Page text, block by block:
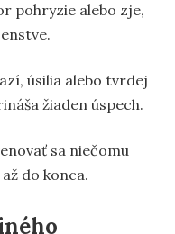
pohryzie alebo zje,
úsilia alebo tvrdej
žiaden úspech.
sa niečomu
do konca.